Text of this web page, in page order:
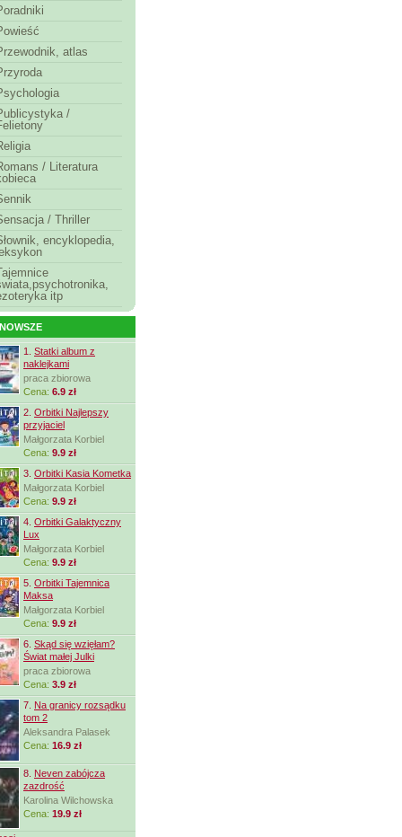
atlas
/
/ Literatura
/ Thriller
encyklopedia,
itp
1. Statki album z
naklejkami
praca zbiorowa
Cena: 6.9 zł
2. Orbitki Najlepszy
przyjaciel
Małgorzata Korbiel
Cena: 9.9 zł
3. Orbitki Kasia Kometka
Małgorzata Korbiel
Cena: 9.9 zł
4. Orbitki Galaktyczny
Lux
Małgorzata Korbiel
Cena: 9.9 zł
5. Orbitki Tajemnica
Maksa
Małgorzata Korbiel
Cena: 9.9 zł
6. Skąd się wzięłam?
Świat małej Julki
praca zbiorowa
Cena: 3.9 zł
7. Na granicy rozsądku
tom 2
Aleksandra Palasek
Cena: 16.9 zł
8. Neven zabójcza
zazdrość
Karolina Wilchowska
Cena: 19.9 zł